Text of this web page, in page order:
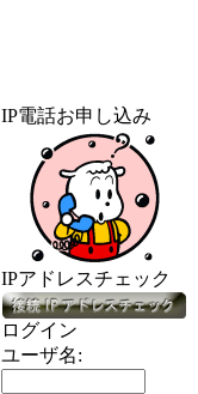
IP電話お申し込み
IPアドレスチェック
ログイン
ユーザ名: